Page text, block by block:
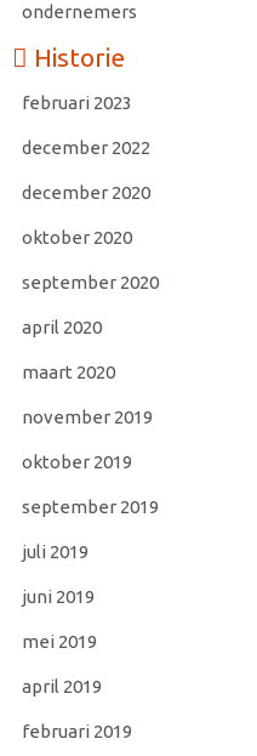
ondernemers
Historie
februari 2023
december 2022
december 2020
oktober 2020
september 2020
april 2020
maart 2020
november 2019
oktober 2019
september 2019
juli 2019
juni 2019
mei 2019
april 2019
februari 2019